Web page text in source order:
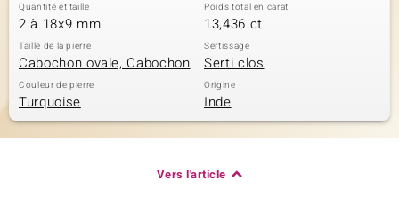
Quantité et taille
2 à 18x9 mm
Poids total en carat
13,436 ct
Taille de la pierre
Cabochon ovale, Cabochon
Sertissage
Serti clos
Couleur de pierre
Turquoise
Origine
Inde
Vers l'article